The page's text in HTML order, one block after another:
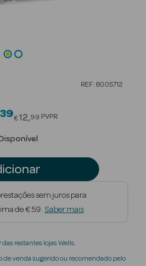
REF: 8005712
39Price reduced from
€12 99 PVPR
sem juros para
de € 59. Saber mais
restantes lojas Wells.
de venda sugerido ou recomendado pelo